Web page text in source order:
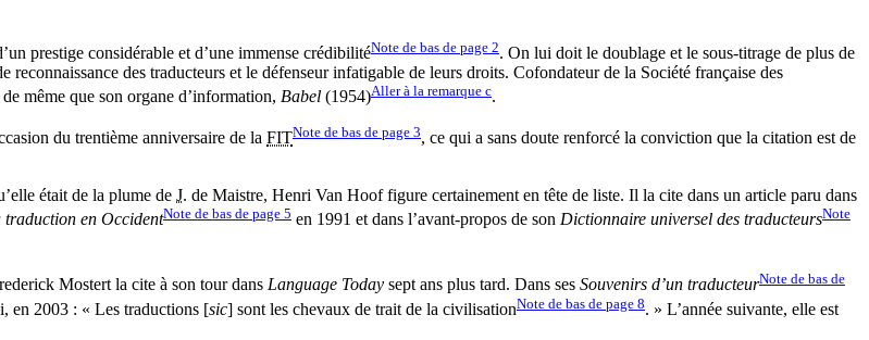
prestige considérable et d’une immense crédibilitéNote de bas de page 2. On lui doit le doublage et le sous-titrage de plus de
des traducteurs et le défenseur infatigable de leurs droits. Cofondateur de la Société française des
même que son organe d’information, Babel (1954)Aller à la remarque c.
du trentième anniversaire de la FITNote de bas de page 3, ce qui a sans doute renforcé la conviction que la citation est de
était de la plume de J. de Maistre, Henri Van Hoof figure certainement en tête de liste. Il la cite dans un article paru dans
traduction en OccidentNote de bas de page 5 en 1991 et dans l’avant-propos de son Dictionnaire universel des traducteursNote
Mostert la cite à son tour dans Language Today sept ans plus tard. Dans ses Souvenirs d’un traducteurNote de bas de
en 2003 : « Les traductions [sic] sont les chevaux de trait de la civilisationNote de bas de page 8. » L’année suivante, elle est